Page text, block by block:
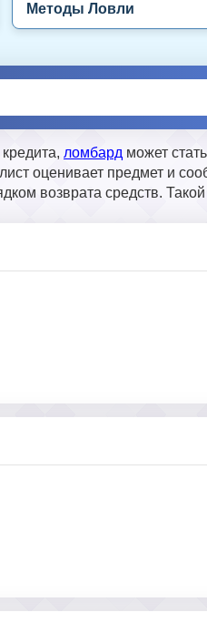
Методы Ловли
ломбард может
оценивает предмет и
возврата средств.